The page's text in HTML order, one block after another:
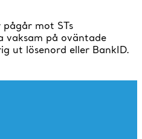
mot STs
vaksam på oväntade
ut lösenord eller BankID.